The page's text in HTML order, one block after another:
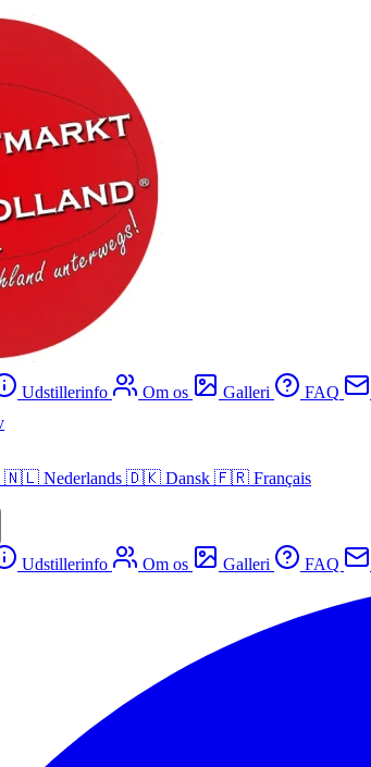
Udstillerinfo Om os Galleri FAQ
🇳🇱 Nederlands 🇩🇰 Dansk 🇫🇷 Français
Udstillerinfo Om os Galleri FAQ